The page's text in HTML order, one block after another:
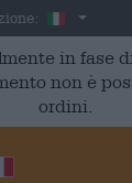
Italia
in fase
non è
ordini.